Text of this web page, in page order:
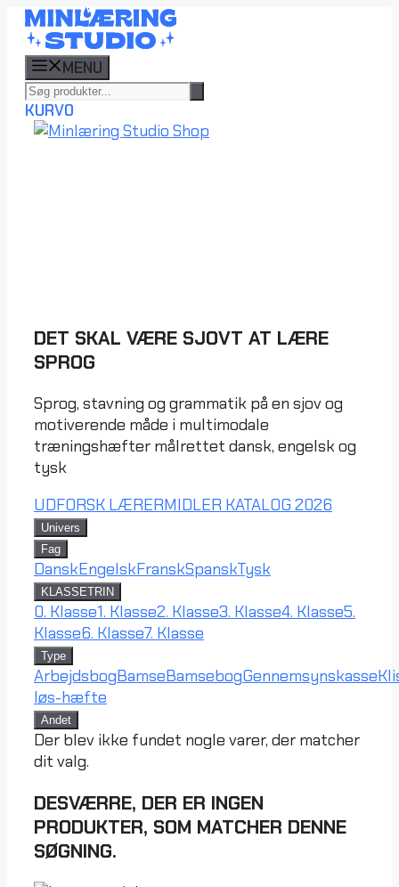
Hop
indhold MENU
KURV0
DET SKAL VÆRE SJOVT AT LÆRE
SPROG
Sprog, stavning og grammatik på en sjov og
motiverende måde i multimodale
træningshæfter målrettet dansk, engelsk og
tysk
UDFORSK LÆRERMIDLER KATALOG 2026
Univers
Fag
DanskEngelskFranskSpanskTysk
KLASSETRIN
0. Klasse1. Klasse2. Klasse3. Klasse4. Klasse5.
Klasse6. Klasse7. Klasse
Type
ArbejdsbogBamseBamsebogGennemsynskasse
løs-hæfte
Andet
Der blev ikke fundet nogle varer, der matcher
dit valg.
DESVÆRRE, DER ER INGEN
PRODUKTER, SOM MATCHER DENNE
SØGNING.